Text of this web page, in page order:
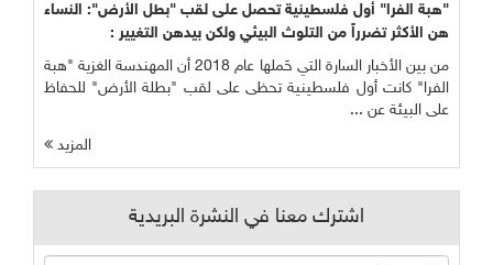
"هبة الفرا" أول فلسطينية تحصل على لقب "بطل الأرض": النساء
هن الأكثر تضرراً من التلوث البيئي ولكن بيدهن التغيير :
من بين الأخبار السارة التي حَملها عام 2018 أن المهندسة الغزية "هبة
الفرا" كانت أول فلسطينية تحظى على لقب "بطلة الأرض" للحفاظ
على البيئة عن ...
المزيد
اشترك معنا في النشرة البريدية